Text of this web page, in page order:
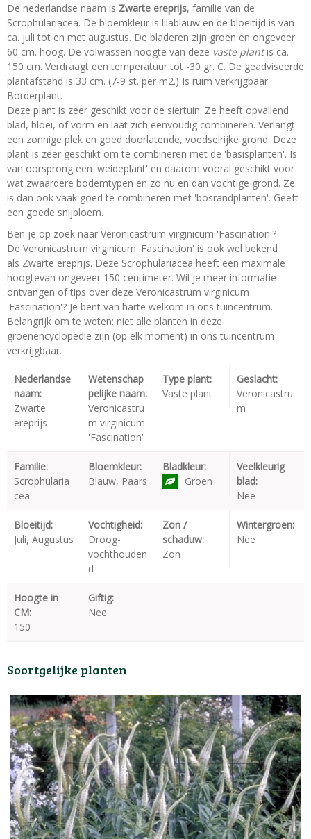
De nederlandse naam is Zwarte ereprijs, familie van de
Scrophulariacea. De bloemkleur is lilablauw en de bloeitijd is van
ca. juli tot en met augustus. De bladeren zijn groen en ongeveer
60 cm. hoog. De volwassen hoogte van deze vaste plantis ca.
150 cm. Verdraagt een temperatuur tot -30 gr. C. De geadviseerde
plantafstand is 33 cm. (7-9 st. per m2.) Is ruim verkrijgbaar.
Borderplant.
Deze plant is zeer geschikt voor de siertuin. Ze heeft opvallend
blad, bloei, of vorm en laat zich eenvoudig combineren. Verlangt
een zonnige plek en goed doorlatende, voedselrijke grond. Deze
plant is zeer geschikt om te combineren met de 'basisplanten'. Is
van oorsprong een 'weideplant' en daarom vooral geschikt voor
wat zwaardere bodemtypen en zo nu en dan vochtige grond. Ze
is dan ook vaak goed te combineren met 'bosrandplanten'. Geeft
een goede snijbloem.
Ben je op zoek naar Veronicastrum virginicum 'Fascination'?
De Veronicastrum virginicum 'Fascination' is ook wel bekend
als Zwarte ereprijs. Deze Scrophulariacea heeft een maximale
hoogtevan ongeveer 150 centimeter. Wil je meer informatie
ontvangen of tips over deze Veronicastrum virginicum
'Fascination'? Je bent van harte welkom in ons tuincentrum.
Belangrijk om te weten: niet alle planten in deze
groenencyclopedie zijn (op elk moment) in ons tuincentrum
verkrijgbaar.
Nederlandse
naam:
Zwarte
ereprijs
Wetenschap
pelijke naam:
Veronicastru
m virginicum
'Fascination'
Type plant:
Vaste plant
Geslacht:
Veronicastru
m
Familie:
Scrophularia
cea
Bloemkleur:
Blauw, Paars
Bladkleur:
Groen
Veelkleurig
blad:
Nee
Bloeitijd:
Juli, Augustus
Vochtigheid:
Droog-
vochthouden
d
Zon /
schaduw:
Zon
Wintergroen:
Nee
Hoogte in
CM:
150
Giftig:
Nee
Soortgelijke planten